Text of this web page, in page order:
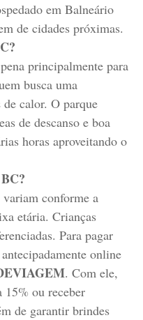
em Balneário
de cidades próximas.
principalmente para
busca uma
calor. O parque
de descanso e boa
horas aproveitando o
conforme a
etária. Crianças
Para pagar
online
. Com ele,
15% ou receber
de garantir brindes